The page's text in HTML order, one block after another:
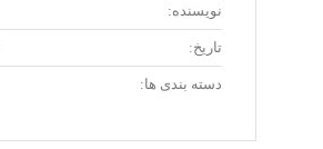
نویسنده:
تاریخ:
دسته بندی ها: